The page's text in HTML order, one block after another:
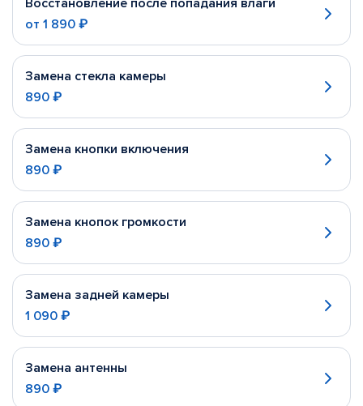
Восстановление после попадания влаги
от 1 890 ₽
Замена стекла камеры
890 ₽
Замена кнопки включения
890 ₽
Замена кнопок громкости
890 ₽
Замена задней камеры
1 090 ₽
Замена антенны
890 ₽